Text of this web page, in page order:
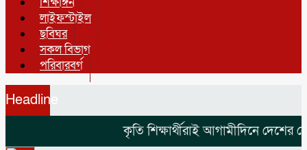
লাইফস্টাইল
ছবিঘর
সকল বিভাগ
পরিবারবর্গ
Headline
কৃতি শিক্ষার্থীরাই আগামীদিনে দেশের